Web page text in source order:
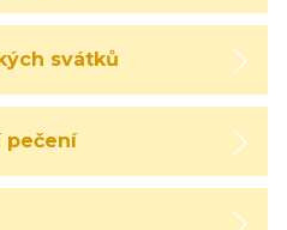
svátků
pečení